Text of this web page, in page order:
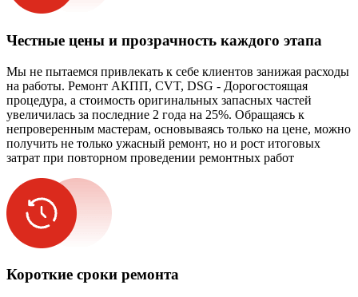
Честные цены и прозрачность каждого этапа
Мы не пытаемся привлекать к себе клиентов занижая расходы
на работы. Ремонт АКПП, CVT, DSG - Дорогостоящая
процедура, а стоимость оригинальных запасных частей
увеличилась за последние 2 года на 25%. Обращаясь к
непроверенным мастерам, основываясь только на цене, можно
получить не только ужасный ремонт, но и рост итоговых
затрат при повторном проведении ремонтных работ
Короткие сроки ремонта